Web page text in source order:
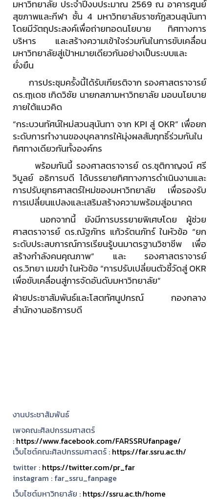
มหาวิทยาลัย ประจำปีงบประมาณ 2569 ณ อาคารศูนย์
สุขภาพและกีฬา ชั้น 4 มหาวิทยาลัยราชภัฏสวนสุนันทา
โดยมีวัตถุประสงค์เพื่อถ่ายทอดนโยบาย ทิศทางการ
บริหาร และสร้างความเข้าใจร่วมกันในการขับเคลื่อน
มหาวิทยาลัยสู่เป้าหมายเดียวกันอย่างเป็นระบบและ
ยั่งยืน
การประชุมครั้งนี้ได้รับเกียรติจาก รองศาสตราจารย์
ดร.ฤๅเดช เกิดวิชัย นายกสภามหาวิทยาลัย มอบนโยบาย
ภายใต้แนวคิด
“กระบวนทัศน์ใหม่สวนสุนันทา จาก KPI สู่ OKR” เพื่อยก
ระดับการทำงานของบุคลากรให้มุ่งผลสัมฤทธิ์ร่วมกันใน
ทิศทางเดียวกันทั้งองค์กร
พร้อมกันนี้ รองศาสตราจารย์ ดร.ชุติกาญจน์ ศรี
วิบูลย์ อธิการบดี ได้บรรยายทิศทางการดำเนินงานและ
การปรับยุทธศาสตร์ใหม่ของมหาวิทยาลัย เพื่อรองรับ
การเปลี่ยนแปลงและเสริมสร้างความพร้อมสู่อนาคต
นอกจากนี้ ยังมีการบรรยายพิเศษโดย ผู้ช่วย
ศาสตราจารย์ ดร.ณัฐภัทร แก้วรัตนภัทร์ ในหัวข้อ “ยก
ระดับประสบการณ์การเรียนรู้บนมาตรฐานวิชาชีพ เพื่อ
สร้างกำลังคนคุณภาพ” และ รองศาสตราจารย์
ดร.วิทยา เมฆขำ ในหัวข้อ “การปรับเปลี่ยนตัวชี้วัดสู่ OKR
เพื่อขับเคลื่อนสู่การจัดอันดับมหาวิทยาลัย”
ฝ่ายประชาสัมพันธ์และโสตทัศนูปกรณ์ กองกลาง
สำนักงานอธิการบดี
งานประชาสัมพันธ์
เพจคณะศิลปกรรมศาสตร์
: https://www.facebook.com/FARSSRUfanpage/
เว็บไซต์คณะศิลปกรรมศาสตร์ : https://far.ssru.ac.th/
twitter : https://twitter.com/pr_far
instagram : far_ssru_fanpage
เว็บไซต์มหาวิทยาลัย : https://ssru.ac.th/home